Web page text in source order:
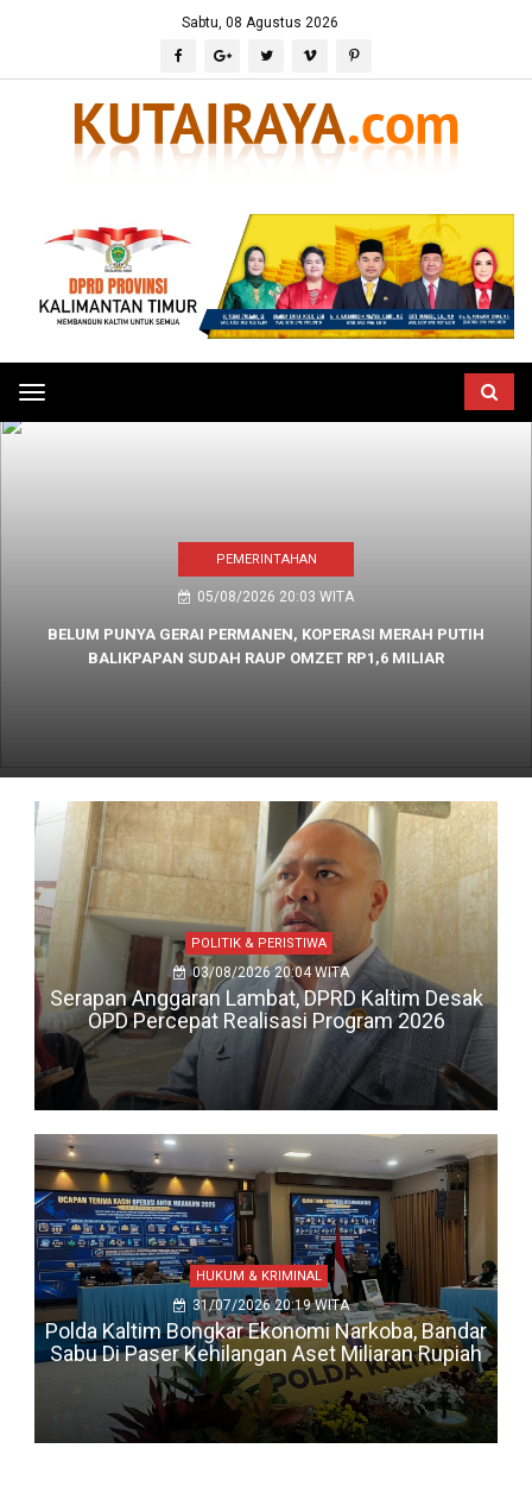
Sabtu, 08 Agustus 2026
Toggle
navigation
PEMERINTAHAN
05/08/2026 20:03 WITA
BELUM PUNYA GERAI PERMANEN, KOPERASI MERAH PUTIH
BALIKPAPAN SUDAH RAUP OMZET RP1,6 MILIAR
POLITIK & PERISTIWA
03/08/2026 20:04 WITA
Serapan Anggaran Lambat, DPRD Kaltim Desak
OPD Percepat Realisasi Program 2026
HUKUM & KRIMINAL
31/07/2026 20:19 WITA
Polda Kaltim Bongkar Ekonomi Narkoba, Bandar
Sabu Di Paser Kehilangan Aset Miliaran Rupiah